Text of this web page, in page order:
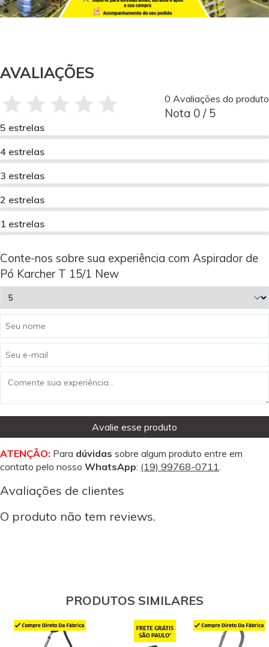
AVALIAÇÕES
0 Avaliações do produto
Nota 0 / 5
5 estrelas
4 estrelas
3 estrelas
2 estrelas
1 estrelas
Conte-nos sobre sua experiência com Aspirador de
Pó Karcher T 15/1 New
Avalie esse produto
ATENÇÃO: Para dúvidas sobre algum produto entre em
contato pelo nosso WhatsApp: (19) 99768-0711.
Avaliações de clientes
O produto não tem reviews.
PRODUTOS SIMILARES